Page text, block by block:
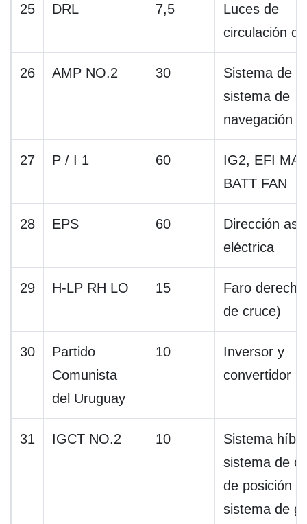
25 DRL 7,5
Luces de
circulación
26 AMP NO.2 30
Sistema de
sistema de
navegación
27 P / I 1 60
IG2, EFI
BATT FAN
28 EPS 60
Dirección
eléctrica
29 H-LP RH LO 15
Faro
de cruce)
30
Partido
Comunista
del Uruguay
10
Inversor y
convertidor
31 IGCT NO.2 10
Sistema
sistema de
de posición P,
sistema de